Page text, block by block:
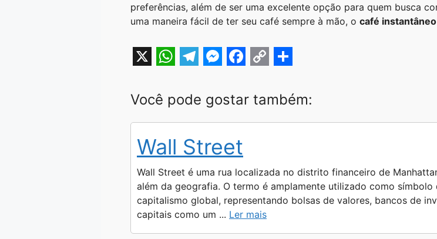
preferências, além de ser uma excelente opção para quem busca
uma maneira fácil de ter seu café sempre à mão, o café instantâneo
h
a
s
A
p
p
e
l
g
r
a
m
e
s
e
n
g
e
r
a
c
b
o
o
k
o
p
i
n
k
h
a
Você pode gostar também:
Wall Street
Wall Street é uma rua localizada no distrito financeiro de
além da geografia. O termo é amplamente utilizado como
capitalismo global, representando bolsas de valores, bancos de
capitais como um ... Ler mais